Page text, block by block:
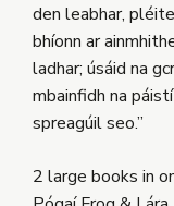
den leabhar,
bhíonn ar
ladhar; úsáid na
mbainfidh na
spreagúil seo.”
2 large books in